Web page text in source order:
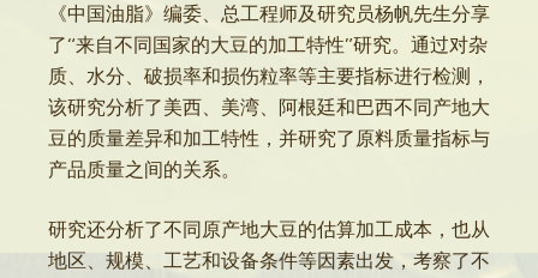
《中国油脂》编委、总工程师及研究员杨帆先生分享
了“来自不同国家的大豆的加工特性”研究。通过对杂
质、水分、破损率和损伤粒率等主要指标进行检测，
该研究分析了美西、美湾、阿根廷和巴西不同产地大
豆的质量差异和加工特性，并研究了原料质量指标与
产品质量之间的关系。
研究还分析了不同原产地大豆的估算加工成本，也从
地区、规模、工艺和设备条件等因素出发，考察了不